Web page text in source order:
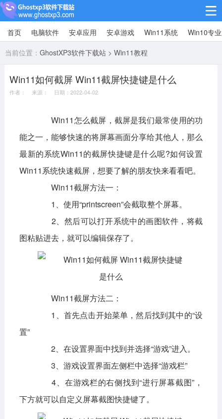
Win10专业版
Win10纯净版
Win11系统
休闲益智 赛车竞速 冒险解谜
动作射击 经营策略 体育竞技
棋牌桌游
影音播放 系统工具
主题美化 新闻阅读 摄影图像
网络购物
运动健康
电脑软件
网络软件 系统软件 应用软件
图形图像 媒体软件 行业软件
编程开发
首页 电脑软件 安卓应用 安卓游戏 Win11系统 Win10专
当前位置： GhostXP3软件下载站 > Win11教程
Win11如何截屏 Win11截屏快捷键是什么
作者： 来源： 日期：2022-04-02
Win11怎么截屏，截屏是我们最常使用的功
能之一，能够快速的将屏幕画面分享给其他人，那么
最新的系统Win11的截屏快捷键是什么呢?如何设置
Win11系统快速截屏，想要了解的朋友快来看看吧。
Win11截屏方法一：
1、使用“printscreen”会截取整个屏幕。
2、然后可以打开系统中的画图软件，将截
图粘贴进去，就可以编辑保存了。
Win11截屏方法二：
1、首先点击开始菜单，然后找到其中的“设
置”
2、在设置界面中找到并选择“游戏”进入。
3、游戏设置界面左侧栏中选择“游戏栏”
4、在游戏栏的右侧找到“进行屏幕截图”，
下方就可以自定义屏幕截图快捷键了。